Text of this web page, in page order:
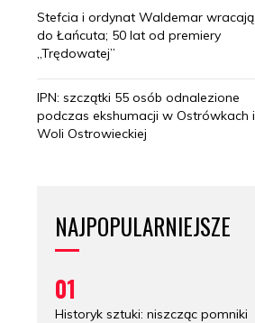
Stefcia i ordynat Waldemar wracają
do Łańcuta; 50 lat od premiery
„Trędowatej”
IPN: szczątki 55 osób odnalezione
podczas ekshumacji w Ostrówkach i
Woli Ostrowieckiej
NAJPOPULARNIEJSZE
01
Historyk sztuki: niszcząc pomniki